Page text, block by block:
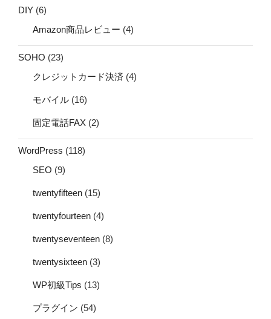
DIY (6)
Amazon商品レビュー (4)
SOHO (23)
クレジットカード決済 (4)
モバイル (16)
固定電話FAX (2)
WordPress (118)
SEO (9)
twentyfifteen (15)
twentyfourteen (4)
twentyseventeen (8)
twentysixteen (3)
WP初級Tips (13)
プラグイン (54)